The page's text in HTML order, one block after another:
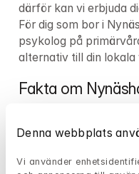
Denna webbplats
Vi använder
därför kan vi erbjuda
För dig som bor i
psykolog på
alternativ till din lokala
Fakta om
Befolkningsmängd